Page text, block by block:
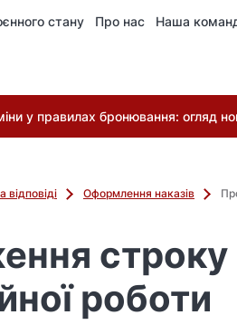
стану Про нас Наша
у правилах бронювання: огляд
відповіді Оформлення наказів
строку
роботи